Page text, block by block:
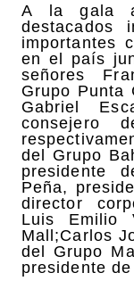
A la gala
destacados
importantes
en el país
señores
Grupo Punta
Gabriel
consejero
del Grupo
presidente
Peña,
director
Luis Emilio
Mall;Carlos
del Grupo
presidente